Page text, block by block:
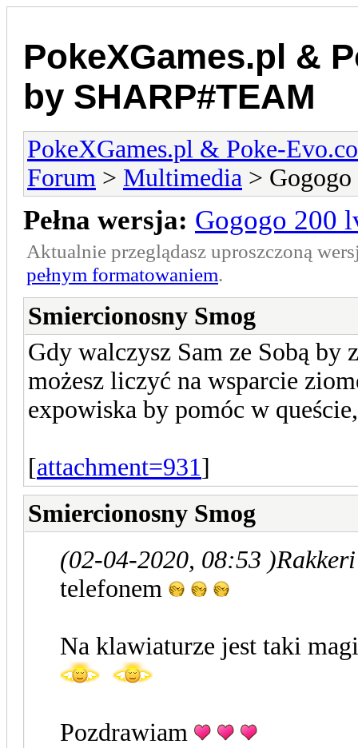
PokeXGames.pl &
by SHARP#TEAM
PokeXGames.pl & Poke-
Forum > Multimedia >
Pełna wersja: Gogogo 200
Aktualnie przeglądasz uproszczoną
pełnym formatowaniem.
Smiercionosny Smog
Gdy walczysz Sam ze Sobą by
możesz liczyć na wsparcie
expowiska by pomóc w
[attachment=931]
Smiercionosny Smog
(02-04-2020, 08:53 )
telefonem
Na klawiaturze jest taki
Pozdrawiam